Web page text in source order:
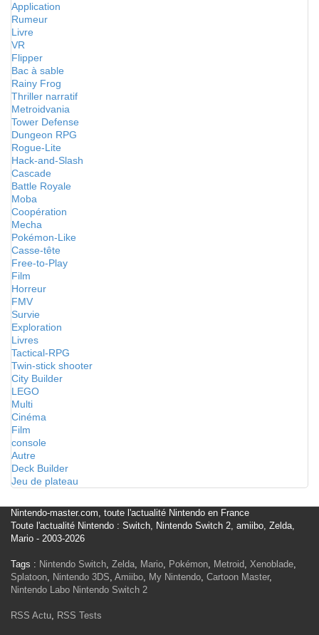
Application
Rumeur
Livre
VR
Flipper
Bac à sable
Rainy Frog
Thriller narratif
Metroidvania
Tower Defense
Dungeon RPG
Rogue-Lite
Hack-and-Slash
Cascade
Battle Royale
Moba
Coopération
Mecha
Pokémon-Like
Casse-tête
Free-to-Play
Film
Horreur
FMV
Survie
Exploration
Livres
Tactical-RPG
Twin-stick shooter
City Builder
LEGO
Multi
Cinéma
Film
console
Autre
Deck Builder
Jeu de plateau
Nintendo-master.com, toute l'actualité Nintendo en France
Toute l'actualité Nintendo : Switch, Nintendo Switch 2, amiibo, Zelda,
Mario - 2003-2026
Tags : Nintendo Switch, Zelda, Mario, Pokémon, Metroid, Xenoblade,
Splatoon, Nintendo 3DS, Amiibo, My Nintendo, Cartoon Master,
Nintendo Labo Nintendo Switch 2
RSS Actu, RSS Tests